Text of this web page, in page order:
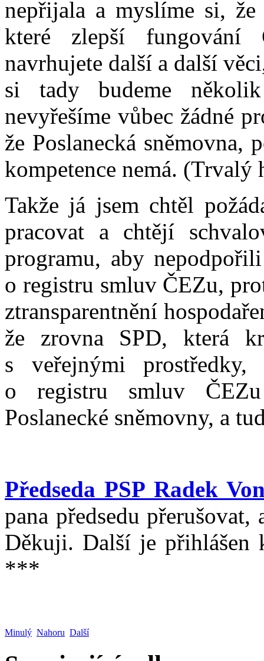
nepřijala a myslíme si,
které zlepší fungování
navrhujete další a další
si tady budeme
nevyřešíme vůbec žádné
že Poslanecká sněmovna,
kompetence nemá. (Trvalý
Takže já jsem chtěl
pracovat a chtějí
programu, aby
o registru smluv ČEZu,
ztransparentnění
že zrovna SPD, která
s veřejnými
o registru smluv
Poslanecké sněmovny, a
Předseda PSP Radek
pana předsedu
Děkuji. Další je přihlášen
***
Minulý Nahoru Další